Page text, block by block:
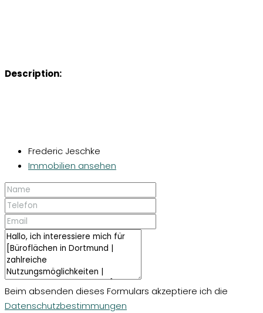
Description:
Frederic Jeschke
Immobilien ansehen
Beim absenden dieses Formulars akzeptiere ich die
Datenschutzbestimmungen